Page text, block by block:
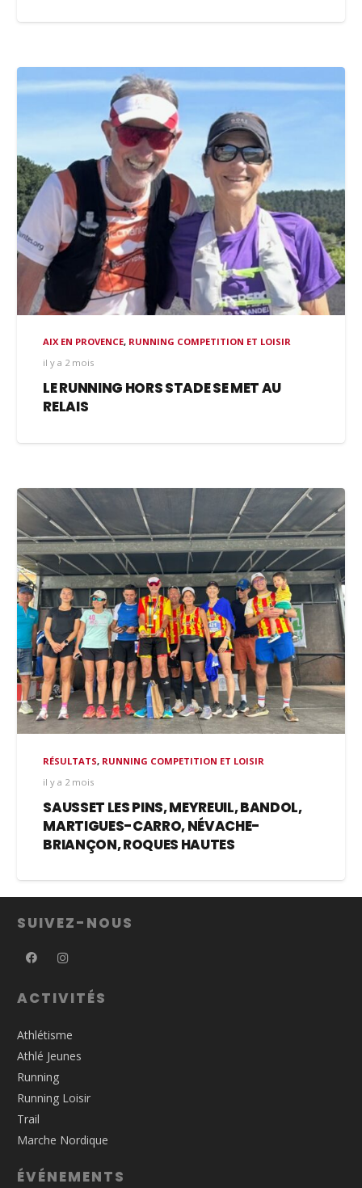
AIX EN PROVENCE, RUNNING COMPETITION ET LOISIR
il y a 2 mois
LE RUNNING HORS STADE SE MET AU
RELAIS
RÉSULTATS, RUNNING COMPETITION ET LOISIR
il y a 2 mois
SAUSSET LES PINS, MEYREUIL, BANDOL,
MARTIGUES-CARRO, NÉVACHE-
BRIANÇON, ROQUES HAUTES
SUIVEZ-NOUS
ACTIVITÉS
Athlétisme
Athlé Jeunes
Running
Running Loisir
Trail
Marche Nordique
ÉVÉNEMENTS